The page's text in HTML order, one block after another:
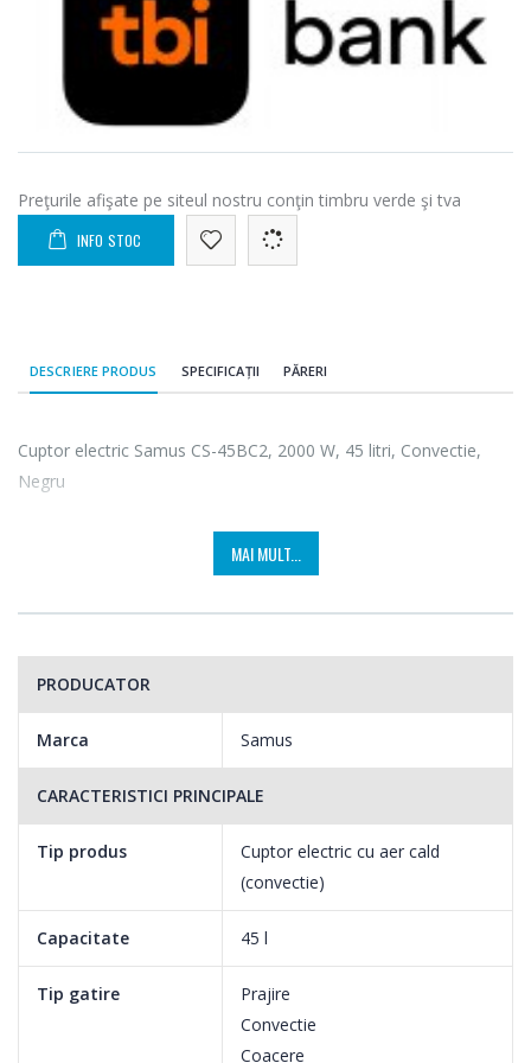
Preţurile afişate pe siteul nostru conţin timbru verde şi tva
INFO STOC
DESCRIERE PRODUS SPECIFICAȚII PĂRERI
Cuptor electric Samus CS-45BC2, 2000 W, 45 litri, Convectie,
Negru
MAI MULT...
PRODUCATOR
Marca Samus
CARACTERISTICI PRINCIPALE
Tip produs
Cuptor electric cu aer cald
(convectie)
Capacitate 45 l
Tip gatire
Prajire
Convectie
Coacere